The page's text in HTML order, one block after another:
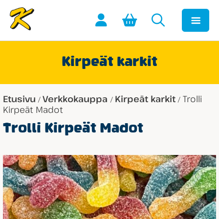
Kirpeät karkit
Etusivu / Verkkokauppa / Kirpeät karkit / Trolli
Kirpeät Madot
Trolli Kirpeät Madot